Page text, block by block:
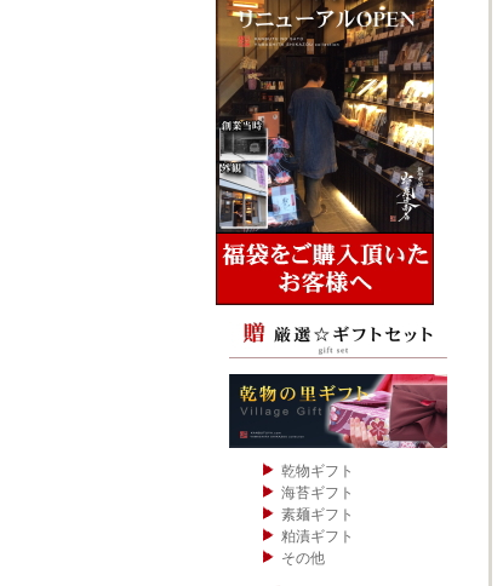
乾物ギフト
海苔ギフト
素麺ギフト
粕漬ギフト
その他